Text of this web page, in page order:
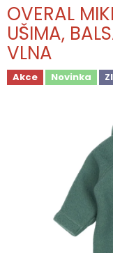
OVERAL
UŠIMA,
VLNA
Akce Novinka